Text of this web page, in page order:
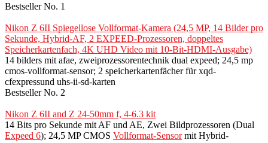
Bestseller No. 1
Nikon Z 6II Spiegellose Vollformat-Kamera (24,5 MP, 14 Bilder pro
Sekunde, Hybrid-AF, 2 EXPEED-Prozessoren, doppeltes
Speicherkartenfach, 4K UHD Video mit 10-Bit-HDMI-Ausgabe)
14 bilders mit afae, zweiprozessorentechnik dual expeed; 24,5 mp
cmos-vollformat-sensor; 2 speicherkartenfächer für xqd-
cfexpressund uhs-ii-sd-karten
Bestseller No. 2
Nikon Z 6II and Z 24-50mm f, 4-6.3 kit
14 Bits pro Sekunde mit AF und AE, Zwei Bildprozessoren (Dual
Expeed 6); 24,5 MP CMOS Vollformat-Sensormit Hybrid-